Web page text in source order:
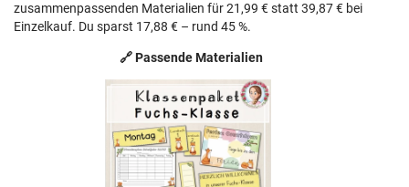
zusammenpassenden Materialien für 21,99 € statt 39,87 € bei
Einzelkauf. Du sparst 17,88 € – rund 45 %.
🔗 Passende Materialien